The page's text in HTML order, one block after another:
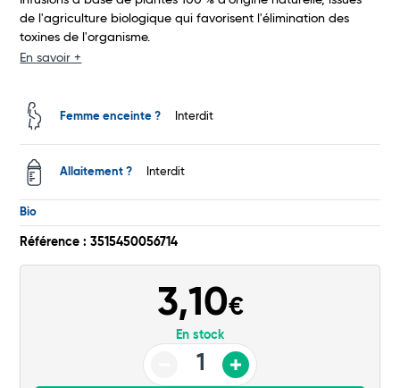
de l'agriculture biologique qui favorisent l'élimination des
toxines de l'organisme.
En savoir +
Femme enceinte ? Interdit
Allaitement ? Interdit
Bio
Référence : 3515450056714
3,10€
En stock